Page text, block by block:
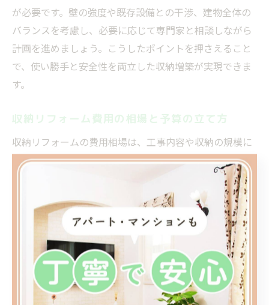
が必要です。壁の強度や既存設備との干渉、建物全体の
バランスを考慮し、必要に応じて専門家と相談しながら
計画を進めましょう。こうしたポイントを押さえること
で、使い勝手と安全性を両立した収納増築が実現できま
す。
収納リフォーム費用の相場と予算の立て方
収納リフォームの費用相場は、工事内容や収納の規模に
よって大きく異なります。例えば、クローゼットの後付
けリフォームや壁面収納の新設では、材料費や施工費が
加算されますが、一般的には数十万円程度からが目安で
す。ウォークインクローゼットや大型の収納スペースを
増築する場合は、さらに費用が高くなる傾向がありま
予算を立てる際は、まず希望する収納の種類や設置場
所、必要な容量を明確にし、リフォーム会社に見積もり